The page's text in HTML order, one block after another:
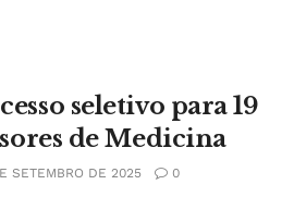
seletivo para 19
de Medicina
SETEMBRO DE 2025 0